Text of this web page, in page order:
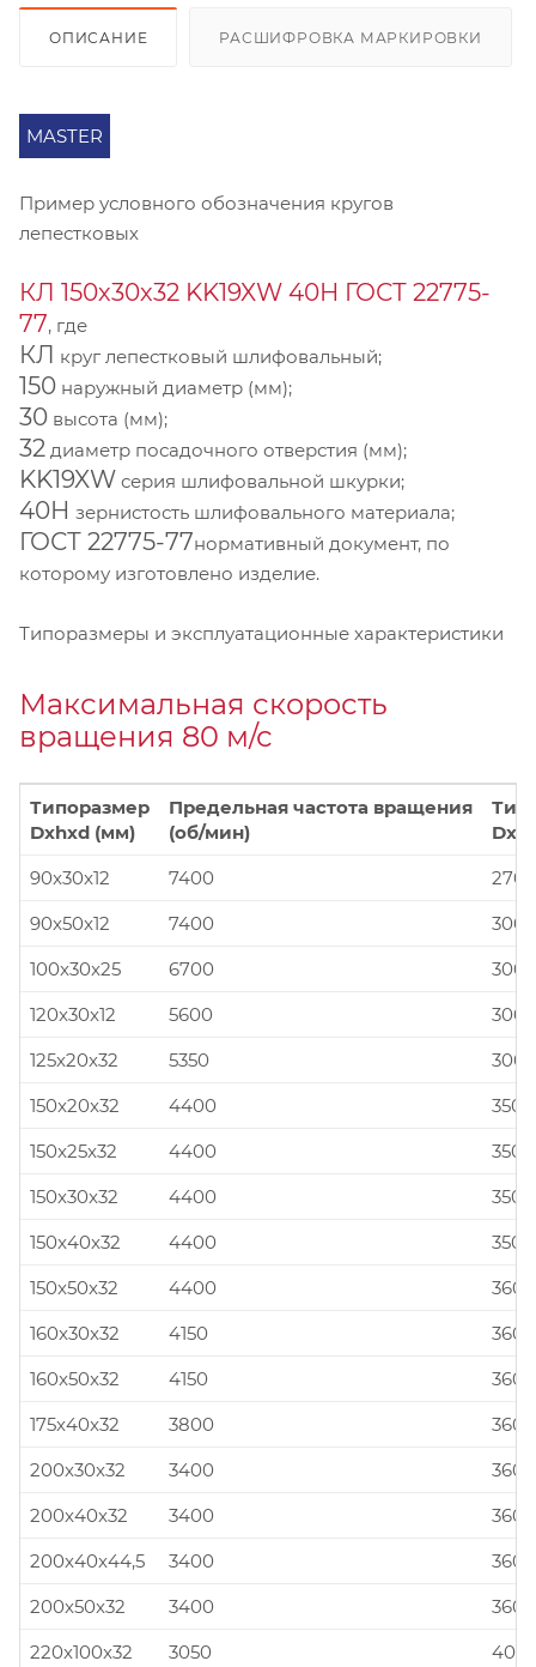
ОПИСАНИЕ РАСШИФРОВКА МАРКИРОВКИ
MASTER
Пример условного обозначения кругов
лепестковых
КЛ 150х30х32 KK19XW 40Н ГОСТ 22775-
77, где
КЛ круг лепестковый шлифовальный;
150 наружный диаметр (мм);
30 высота (мм);
32 диаметр посадочного отверстия (мм);
KK19XW серия шлифовальной шкурки;
40Н зернистость шлифовального материала;
ГОСТ 22775-77нормативный документ, по
которому изготовлено изделие.
Типоразмеры и эксплуатационные характеристики
Максимальная скорость
вращения 80 м/с
Типоразмер
Dxhxd (мм)
Предельная частота вращения
(об/мин)
90x30x12
7400
90x50x12
7400
100x30x25
6700
120x30x12
5600
125x20x32
5350
150x20x32
4400
150x25x32
4400
150x30x32
4400
150x40x32
4400
150x50x32
4400
160x30x32
4150
160x50x32
4150
175x40x32
3800
200x30x32
3400
200x40x32
3400
200x40x44,5
3400
200x50x32
3400
220x100x32
3050